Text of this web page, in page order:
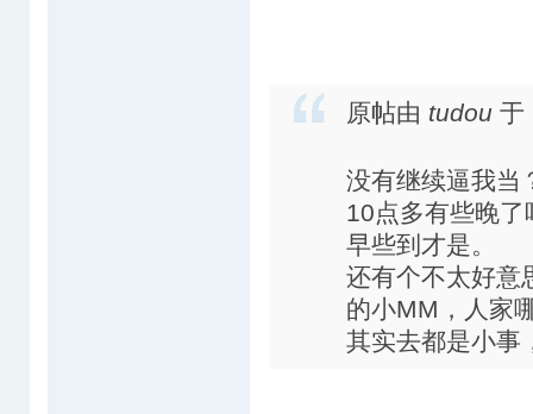
原帖由 tudou 于
没有继续逼我当
10点多有些晚
早些到才是。
还有个不太好意
的小MM，人家
其实去都是小事